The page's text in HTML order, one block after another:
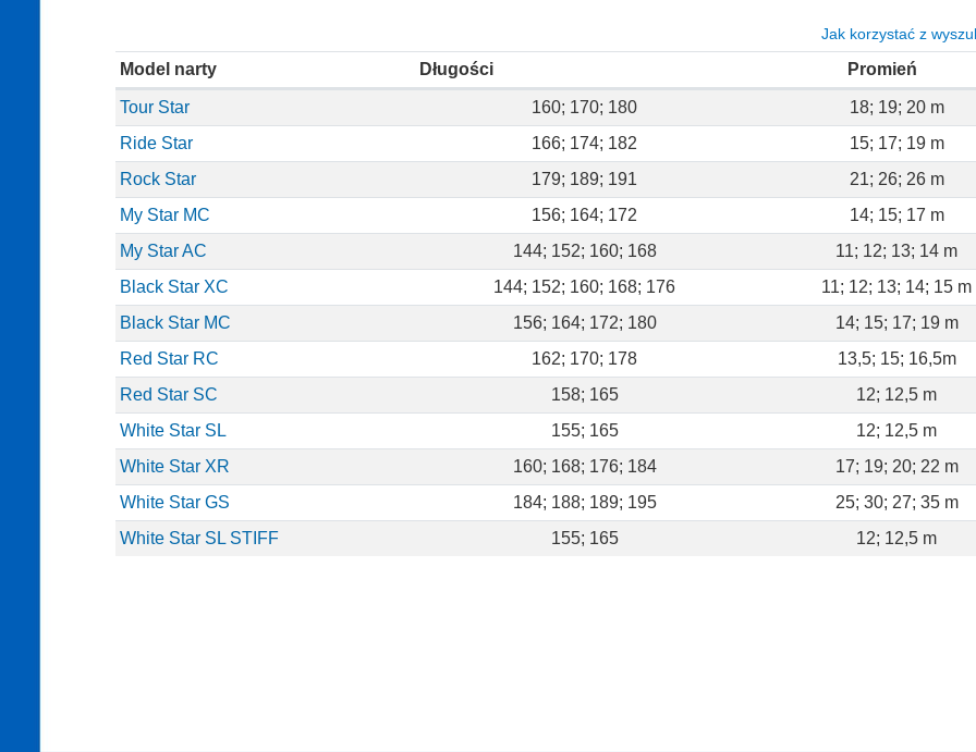
Jak korzystać z
Model narty Długości Promień
Tour Star 160; 170; 180
18; 19; 20 m
Ride Star
166; 174; 182
15; 17; 19 m
Rock Star
179; 189; 191
21; 26; 26 m
My Star MC
156; 164; 172
14; 15; 17 m
My Star AC
144; 152; 160; 168
11; 12; 13; 14 m
Black Star XC
144; 152; 160; 168; 176
11; 12; 13; 14; 15 m
Black Star MC
156; 164; 172; 180
14; 15; 17; 19 m
Red Star RC
162; 170; 178
13,5; 15; 16,5m
Red Star SC
158; 165
12; 12,5 m
White Star SL
155; 165
12; 12,5 m
White Star XR
160; 168; 176; 184
17; 19; 20; 22 m
White Star GS
184; 188; 189; 195
25; 30; 27; 35 m
White Star SL STIFF
155; 165 12; 12,5 m